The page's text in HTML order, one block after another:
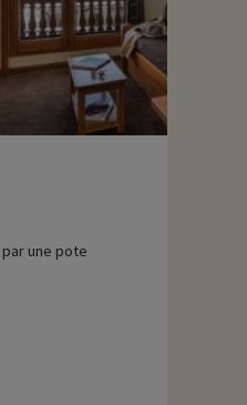
aux enfants...
une pote